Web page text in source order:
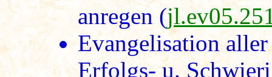
anregen (
Evangelisation
Erfolgs- u.